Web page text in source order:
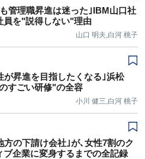
管理職昇進は迷った｣IBM山口社
員を"説得しない"理由
山口 明夫,白河 桃子
が昇進を目指したくなる｣浜松
すごい研修"の全容
小川 健三,白河 桃子
方の下請け会社｣が､女性7割のク
ブ企業に変身するまでの全記録